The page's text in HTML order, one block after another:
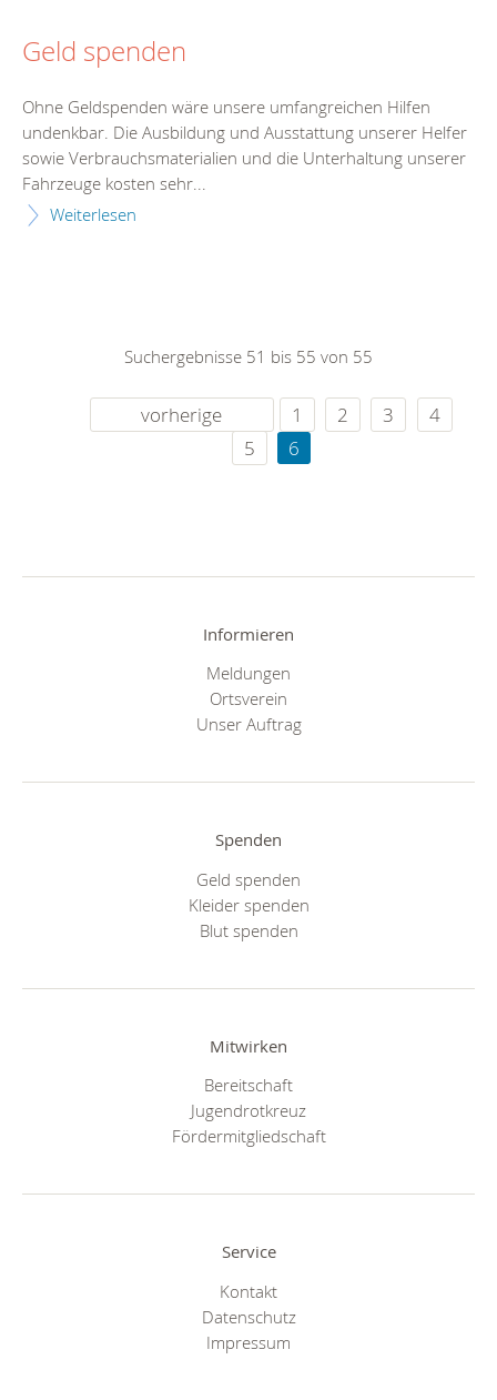
Geld spenden
Ohne Geldspenden wäre unsere umfangreichen Hilfen
undenkbar. Die Ausbildung und Ausstattung unserer Helfer
sowie Verbrauchsmaterialien und die Unterhaltung unserer
Fahrzeuge kosten sehr...
Weiterlesen
Suchergebnisse 51 bis 55 von 55
vorherige 1 2 3
4
5
6
Informieren
Meldungen
Ortsverein
Unser Auftrag
Spenden
Geld spenden
Kleider spenden
Blut spenden
Mitwirken
Bereitschaft
Jugendrotkreuz
Fördermitgliedschaft
Service
Kontakt
Datenschutz
Impressum